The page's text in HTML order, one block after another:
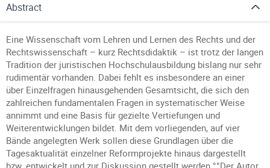
Abstract
Eine Wissenschaft vom Lehren und Lernen des Rechts und der
Rechtswissenschaft – kurz Rechtsdidaktik – ist trotz der langen
Tradition der juristischen Hochschulausbildung bislang nur sehr
rudimentär vorhanden. Dabei fehlt es insbesondere an einer
über Einzelfragen hinausgehenden Gesamtsicht, die sich den
zahlreichen fundamentalen Fragen in systematischer Weise
annimmt und eine Basis für gezielte Vertiefungen und
Weiterentwicklungen bildet. Mit dem vorliegenden, auf vier
Bände angelegten Werk sollen diese Grundlagen über die
Tagesaktualität einzelner Reformprojekte hinaus dargestellt
bzw. entwickelt und zur Diskussion gestellt werden.°°Der Autor